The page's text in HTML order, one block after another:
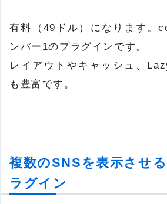
有料（49ドル）になります。
ンバー1のプラグインです。
レイアウトやキャッシュ、
も豊富です。
複数のSNSを表示させ
ラグイン